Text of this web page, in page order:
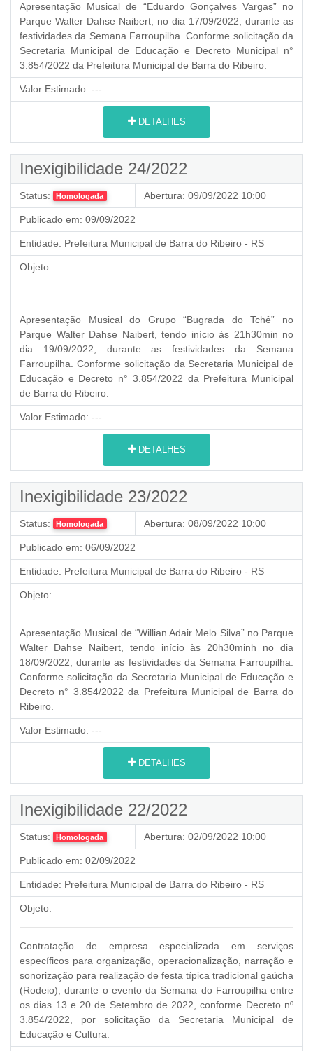
Apresentação Musical de “Eduardo Gonçalves Vargas” no
Parque Walter Dahse Naibert, no dia 17/09/2022, durante as
festividades da Semana Farroupilha. Conforme solicitação da
Secretaria Municipal de Educação e Decreto Municipal n°
3.854/2022 da Prefeitura Municipal de Barra do Ribeiro.
Valor Estimado: ---
DETALHES
Inexigibilidade 24/2022
Status: Homologada Abertura: 09/09/2022 10:00
Publicado em: 09/09/2022
Entidade: Prefeitura Municipal de Barra do Ribeiro - RS
Objeto:
Apresentação Musical do Grupo “Bugrada do Tchê” no
Parque Walter Dahse Naibert, tendo início às 21h30min no
dia 19/09/2022, durante as festividades da Semana
Farroupilha. Conforme solicitação da Secretaria Municipal de
Educação e Decreto n° 3.854/2022 da Prefeitura Municipal
de Barra do Ribeiro.
Valor Estimado: ---
DETALHES
Inexigibilidade 23/2022
Status: Homologada Abertura: 08/09/2022 10:00
Publicado em: 06/09/2022
Entidade: Prefeitura Municipal de Barra do Ribeiro - RS
Objeto:
Apresentação Musical de “Willian Adair Melo Silva” no Parque
Walter Dahse Naibert, tendo início às 20h30minh no dia
18/09/2022, durante as festividades da Semana Farroupilha.
Conforme solicitação da Secretaria Municipal de Educação e
Decreto n° 3.854/2022 da Prefeitura Municipal de Barra do
Ribeiro.
Valor Estimado: ---
DETALHES
Inexigibilidade 22/2022
Status: Homologada Abertura: 02/09/2022 10:00
Publicado em: 02/09/2022
Entidade: Prefeitura Municipal de Barra do Ribeiro - RS
Objeto:
Contratação de empresa especializada em serviços
específicos para organização, operacionalização, narração e
sonorização para realização de festa típica tradicional gaúcha
(Rodeio), durante o evento da Semana do Farroupilha entre
os dias 13 e 20 de Setembro de 2022, conforme Decreto nº
3.854/2022, por solicitação da Secretaria Municipal de
Educação e Cultura.